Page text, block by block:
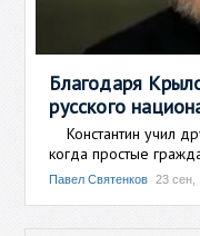
Благодаря
русского
Константин учил
когда простые
Павел Святенков 23 сен,